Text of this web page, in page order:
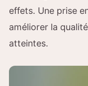
effets. Une prise
améliorer la
atteintes.